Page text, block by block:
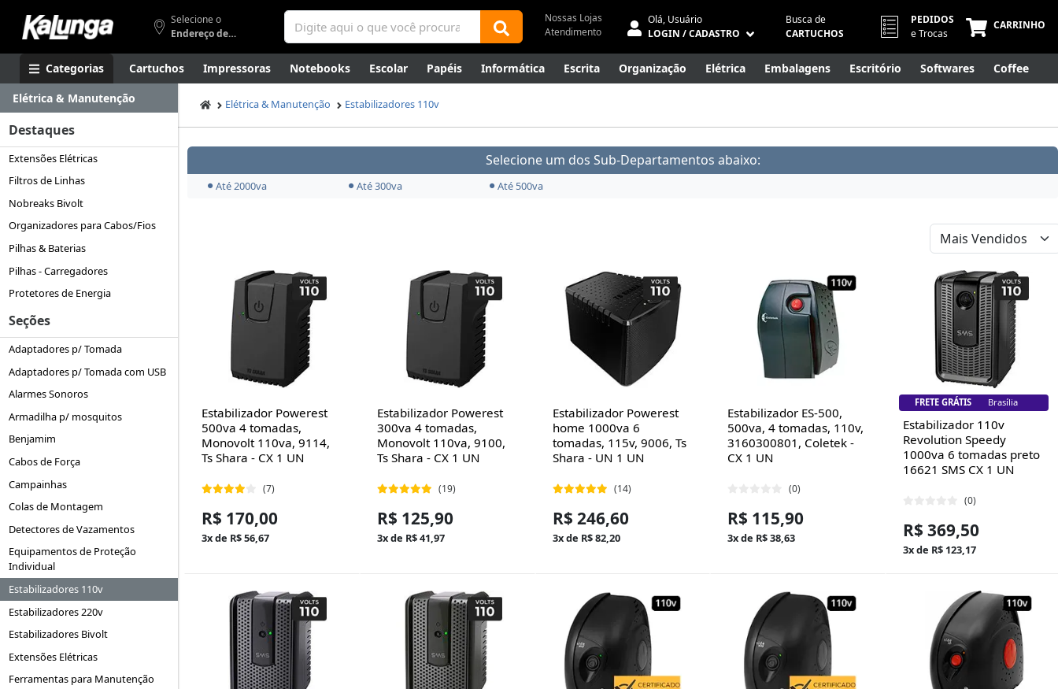
Selecione o
Endereço de entrega
Nossas Lojas
Atendimento
Olá, Usuário
LOGIN / CADASTRO
Busca de
CARTUCHOS
PEDIDOS
e Trocas
CARRINHO
Categorias Cartuchos Impressoras Notebooks Escolar Papéis Informática Escrita Organização Elétrica Embalagens Escritório Softwares Coffee
Apresentação Smartphones Artes Gamers Higiene Mídias
Canetas Luxo
Outlet
Elétrica & Manutenção
Destaques
Extensões Elétricas
Filtros de Linhas
Nobreaks Bivolt
Organizadores para Cabos/Fios
Pilhas & Baterias
Pilhas - Carregadores
Protetores de Energia
Seções
Adaptadores p/ Tomada
Adaptadores p/ Tomada com USB
Alarmes Sonoros
Armadilha p/ mosquitos
Benjamim
Cabos de Força
Campainhas
Colas de Montagem
Detectores de Vazamentos
Equipamentos de Proteção
Individual
Estabilizadores 110v
Estabilizadores 220v
Estabilizadores Bivolt
Extensões Elétricas
Ferramentas para Manutenção
Elétrica & Manutenção Estabilizadores 110v
Selecione um dos Sub-Departamentos abaixo:
Até 2000va Até 300va Até 500va
Estabilizador Powerest
500va 4 tomadas,
Monovolt 110va, 9114,
Ts Shara - CX 1 UN
(7)
R$ 170,00
3x de R$ 56,67
Estabilizador Powerest
300va 4 tomadas,
Monovolt 110va, 9100,
Ts Shara - CX 1 UN
(19)
R$ 125,90
3x de R$ 41,97
Estabilizador Powerest
home 1000va 6
tomadas, 115v, 9006, Ts
Shara - UN 1 UN
(14)
R$ 246,60
3x de R$ 82,20
Estabilizador ES-500,
500va, 4 tomadas, 110v,
3160300801, Coletek -
CX 1 UN
(0)
R$ 115,90
3x de R$ 38,63
FRETE GRÁTIS Brasília
Estabilizador 110v
Revolution Speedy
1000va 6 tomadas preto
16621 SMS CX 1 UN
(0)
R$ 369,50
3x de R$ 123,17